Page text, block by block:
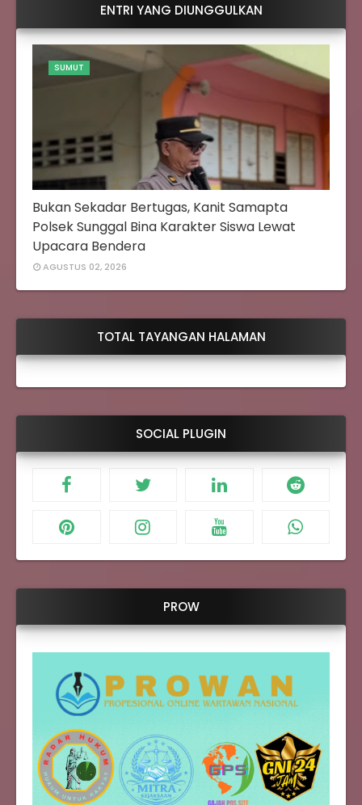
ENTRI YANG DIUNGGULKAN
SUMUT
Bukan Sekadar Bertugas, Kanit Samapta
Polsek Sunggal Bina Karakter Siswa Lewat
Upacara Bendera
AGUSTUS 02, 2026
TOTAL TAYANGAN HALAMAN
SOCIAL PLUGIN
PROW